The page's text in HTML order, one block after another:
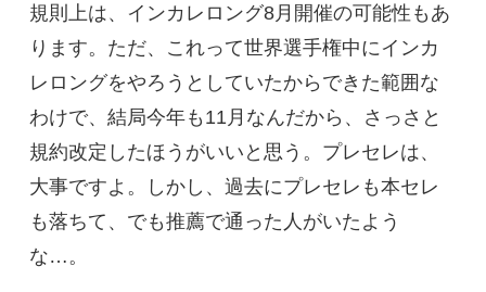
規則上は、インカレロング8月開催の可能性もあ
ります。ただ、これって世界選手権中にインカ
レロングをやろうとしていたからできた範囲な
わけで、結局今年も11月なんだから、さっさと
規約改定したほうがいいと思う。プレセレは、
大事ですよ。しかし、過去にプレセレも本セレ
も落ちて、でも推薦で通った人がいたよう
な…。